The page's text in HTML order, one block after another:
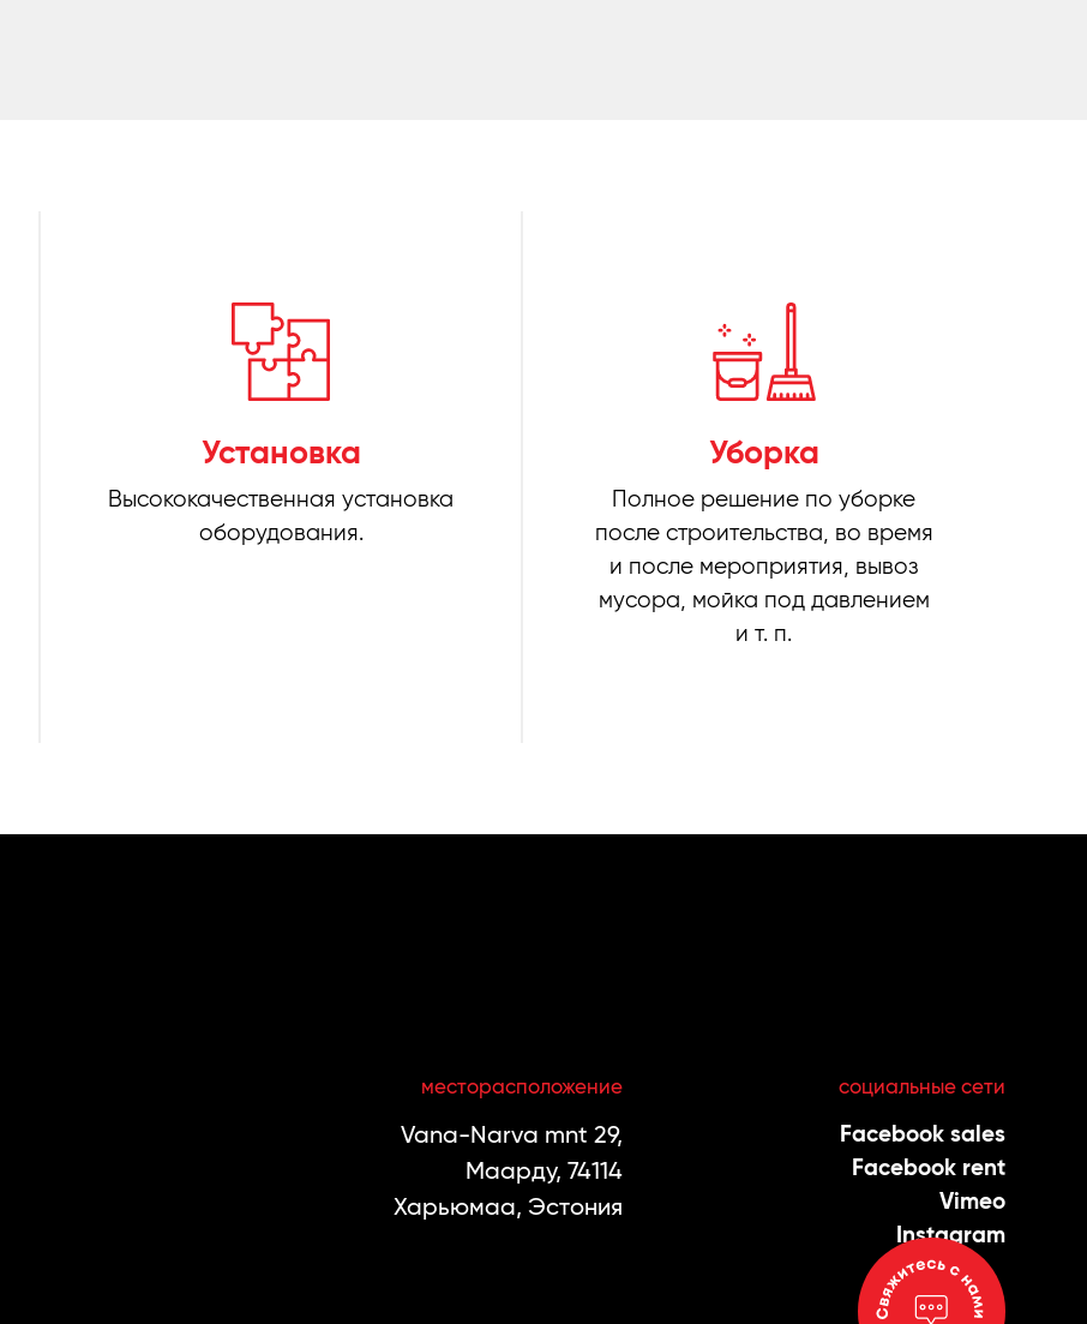
Установка
Высококачественная установка
оборудования.
Уборка
Полное решение по уборке
после строительства, во время
и после мероприятия, вывоз
мусора, мойка под давлением
и т. п.
месторасположение
Vana-Narva mnt 29,
Маарду, 74114
Харьюмаа, Эстония
социальные сети
Facebook sales
Facebook rent
Vimeo
Instagram